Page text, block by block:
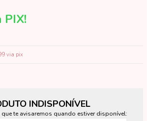
PIX!
via pix
INDISPONÍVEL
que te avisaremos quando estiver disponível: